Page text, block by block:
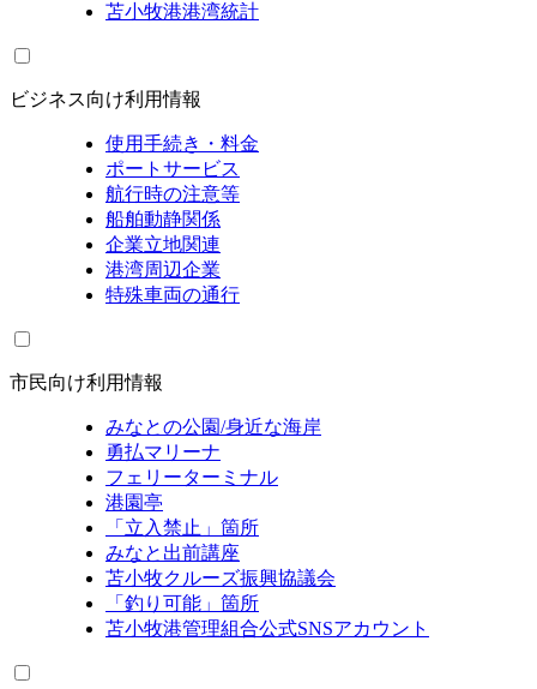
苫小牧港港湾統計
ビジネス向け利用情報
使用手続き・料金
ポートサービス
航行時の注意等
船舶動静関係
企業立地関連
港湾周辺企業
特殊車両の通行
市民向け利用情報
みなとの公園/身近な海岸
勇払マリーナ
フェリーターミナル
港園亭
「立入禁止」箇所
みなと出前講座
苫小牧クルーズ振興協議会
「釣り可能」箇所
苫小牧港管理組合公式SNSアカウント